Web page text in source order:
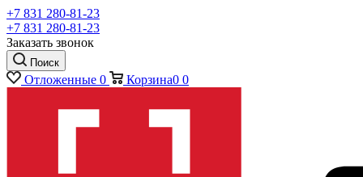
+7 831 280-81-23
+7 831 280-81-23
Заказать звонок
Поиск
Отложенные 0 Корзина0 0